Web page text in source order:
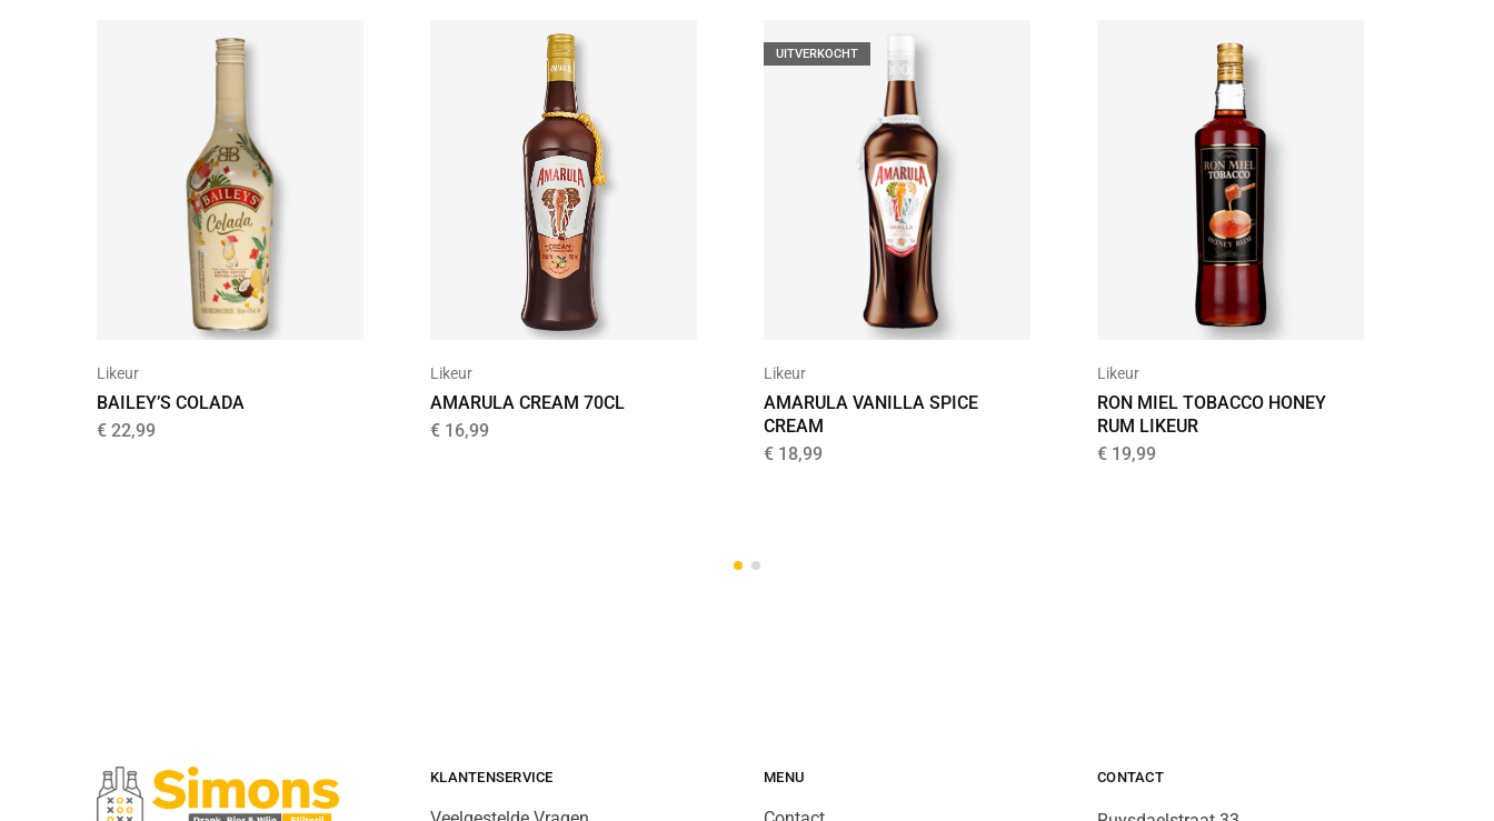
Likeur
BAILEY’S COLADA
€ 22,99
Likeur
AMARULA CREAM 70CL
€ 16,99
UITVERKOCHT
Likeur
AMARULA VANILLA SPICE
CREAM
€ 18,99
Likeur
RON MIEL TOBACCO HONEY
RUM LIKEUR
€ 19,99
KLANTENSERVICE MENU CONTACT